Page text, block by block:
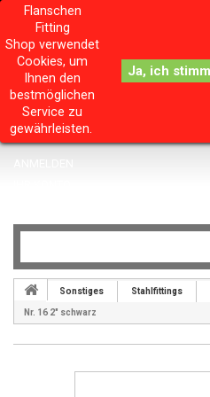
Flanschen
Fitting
Shop verwendet
Cookies, um
Ihnen den
bestmöglichen
Service zu
gewährleisten.
Sonstiges Stahlfittings
Nr. 16 2" schwarz